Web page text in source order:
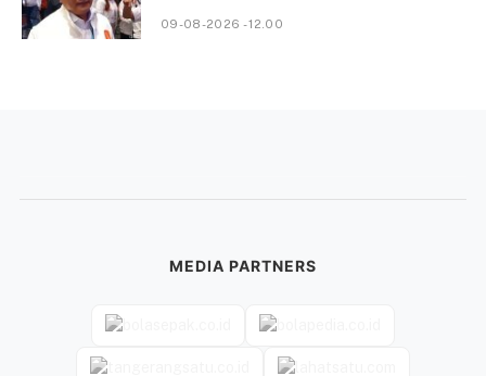
09-08-2026 - 12.00
MEDIA PARTNERS